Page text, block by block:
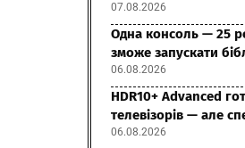
07.08.2026
Одна консоль — 25
зможе запускати
06.08.2026
HDR10+ Advanced
телевізорів — але
06.08.2026